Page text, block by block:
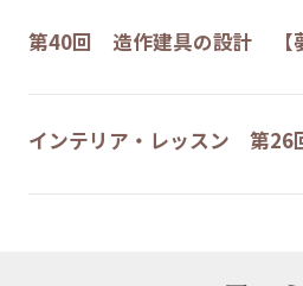
第40回 造作建具の設計 【
インテリア・レッスン 第26